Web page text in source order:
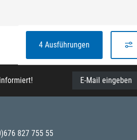
4 Ausführungen
E-Mail eingeben
827 755 55